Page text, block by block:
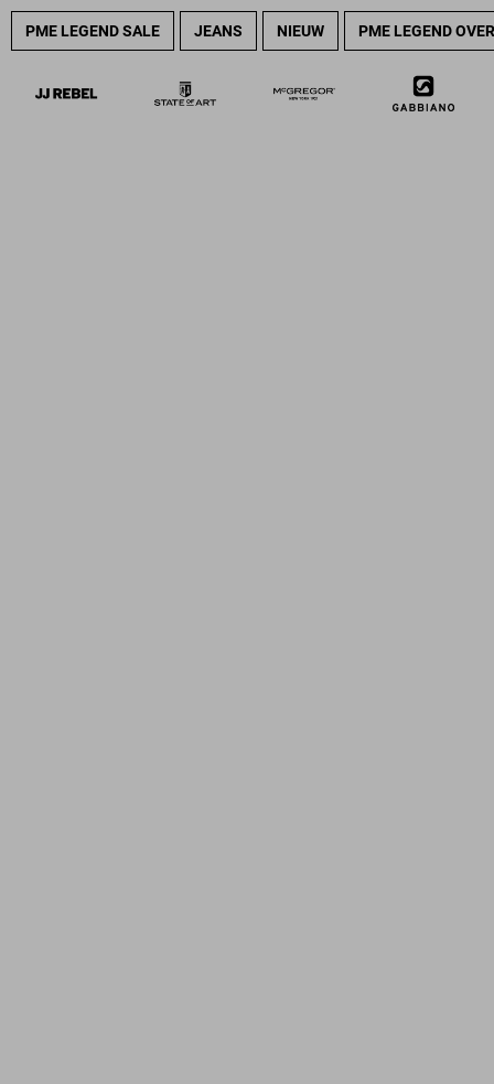
PME LEGEND SALE JEANS NIEUW PME LEGEND